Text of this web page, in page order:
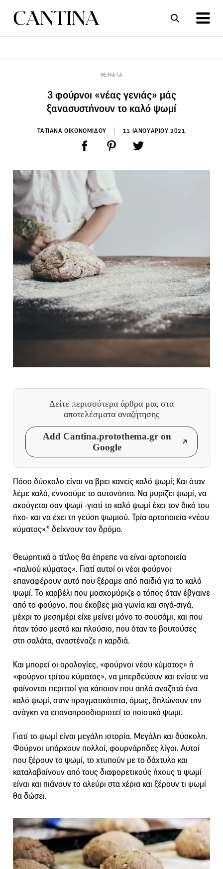
ΘΕΜΑΤΑ
3 φούρνοι «νέας γενιάς» μάς
ξανασυστήνουν το καλό ψωμί
ΤΑΤΙΑΝΑ ΟΙΚΟΝΟΜΙΔΟΥ 11 ΙΑΝΟΥΑΡΙΟΥ 2021
Δείτε περισσότερα άρθρα μας στα
αποτελέσματα αναζήτησης
Add Cantina.protothema.gr on
Google
Πόσο δύσκολο είναι να βρει κανείς καλό ψωμί; Και όταν
λέμε καλό, εννοούμε το αυτονόητο. Να μυρίζει ψωμί, να
ακούγεται σαν ψωμί -γιατί το καλό ψωμί έχει τον δικό του
ήχο- και να έχει τη γεύση ψωμιού. Τρία αρτοποιεία «νέου
κύματος»* δείχνουν τον δρόμο.
Θεωρητικά ο τίτλος θα έπρεπε να είναι αρτοποιεία
«παλιού κύματος». Γιατί αυτοί οι νέοι φούρνοι
επαναφέρουν αυτό που ξέραμε από παιδιά για το καλό
ψωμί. Το καρβέλι που μοσχομύριζε ο τόπος όταν έβγαινε
από το φούρνο, που έκοβες μια γωνία και σιγά-σιγά,
μέχρι το μεσημέρι είχε μείνει μόνο το σουσάμι, και που
ήταν τόσο μεστό και πλούσιο, που όταν το βουτούσες
στη σαλάτα, αναστέναζε η καρδιά.
Και μπορεί οι ορολογίες, «φούρνοι νέου κύματος» ή
«φούρνοι τρίτου κύματος», να μπερδεύουν και ενίοτε να
φαίνονται περιττοί για κάποιον που απλά αναζητά ένα
καλό ψωμί, στην πραγματικότητα, όμως, δηλώνουν την
ανάγκη να επαναπροσδιοριστεί το ποιοτικό ψωμί.
Γιατί το ψωμί είναι μεγάλη ιστορία. Μεγάλη και δύσκολη.
Φούρνοι υπάρχουν πολλοί, φουρνάρηδες λίγοι. Αυτοί
που ξέρουν το ψωμί, το χτυπούν με το δάχτυλο και
καταλαβαίνουν από τους διαφορετικούς ήχους τι ψωμί
είναι και πιάνουν το αλεύρι στα χέρια και ξέρουν τι ψωμί
θα δώσει.